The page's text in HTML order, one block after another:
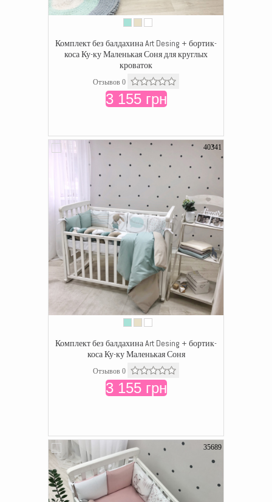
Комплект без балдахина Art Desing + бортик-
коса Ку-ку Маленькая Соня для круглых
кроваток
Отзывов 0
3 155 грн
40341
Комплект без балдахина Art Desing + бортик-
коса Ку-ку Маленькая Соня
Отзывов 0
3 155 грн
35689